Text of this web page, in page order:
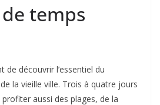
temps
découvrir l’essentiel du
la vieille ville. Trois à quatre jours
aussi des plages, de la